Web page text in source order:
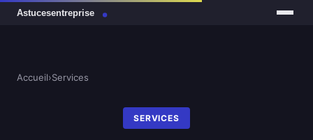
Accueil›Services
SERVICES